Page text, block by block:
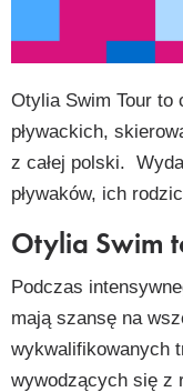
Otylia Swim Tour to
pływackich,
z całej polski.
pływaków, ich
Otylia Swim
Podczas
mają szansę na
wykwalifikowanych
wywodzących się z